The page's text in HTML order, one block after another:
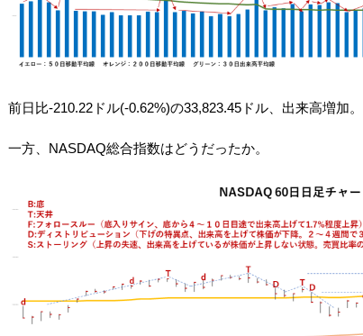
前日比-210.22ドル(-0.62%)の33,823.45ドル、出来高増加
一方、NASDAQ総合指数はどうだったか。